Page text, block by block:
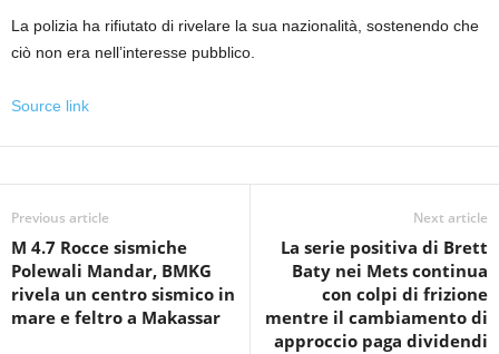
La polizia ha rifiutato di rivelare la sua nazionalità, sostenendo che
ciò non era nell’interesse pubblico.
Source link
Previous article
M 4.7 Rocce sismiche
Polewali Mandar, BMKG
rivela un centro sismico in
mare e feltro a Makassar
Next article
La serie positiva di Brett
Baty nei Mets continua
con colpi di frizione
mentre il cambiamento di
approccio paga dividendi